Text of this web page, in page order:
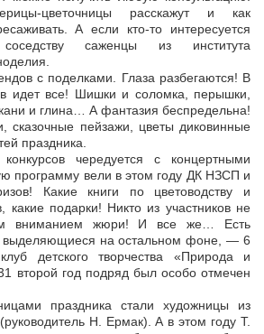
цветочницы расскажут и как
А если кто-то интересуется
саженцы из института
с поделками. Глаза разбегаются! В
идет все! Шишки и соломка, перышки,
и глина… А фантазия беспредельна!
сказочные пейзажи, цветы диковинные
праздника.
чередуется с концертными
программу вели в этом году ДК НЗСП и
Какие книги по цветоводству и
какие подарки! Никто из участников не
вниманием жюри! И все же… Есть
выделяющиеся на остальном фоне, — 6
детского творчества «Природа и
год подряд был особо отмечен
праздника стали художницы из
Н. Ермак). А в этом году Т.